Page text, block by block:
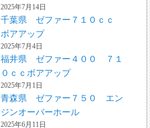
2025年7月14日
千葉県 ゼファー７１０ｃｃ
ボアアップ
2025年7月4日
福井県 ゼファー４００ ７１
０ｃｃボアアップ
2025年7月1日
青森県 ゼファー７５０ エン
ジンオーバーホール
2025年6月11日